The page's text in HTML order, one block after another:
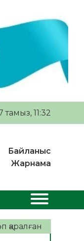
11:32
Байланыс
Жарнама
қаралған